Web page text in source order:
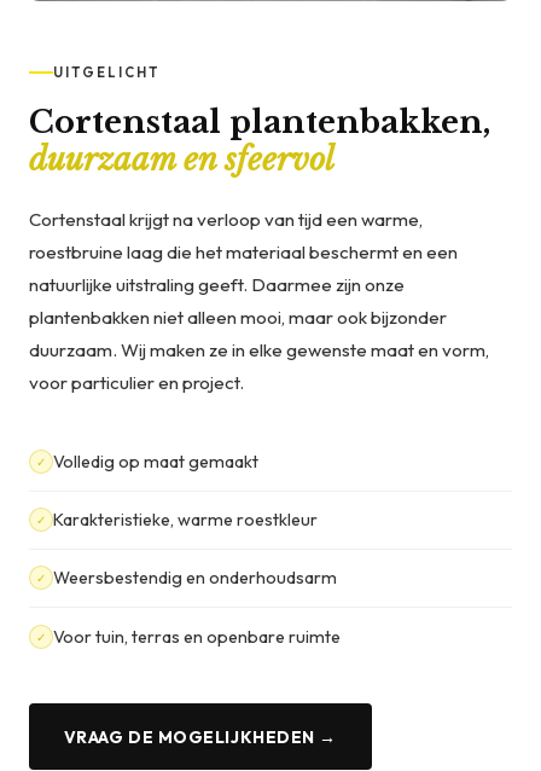
UITGELICHT
Cortenstaal plantenbakken,
duurzaam en sfeervol
Cortenstaal krijgt na verloop van tijd een warme,
roestbruine laag die het materiaal beschermt en een
natuurlijke uitstraling geeft. Daarmee zijn onze
plantenbakken niet alleen mooi, maar ook bijzonder
duurzaam. Wij maken ze in elke gewenste maat en vorm,
voor particulier en project.
✓ Volledig op maat gemaakt
✓ Karakteristieke, warme roestkleur
✓ Weersbestendig en onderhoudsarm
✓ Voor tuin, terras en openbare ruimte
VRAAG DE MOGELIJKHEDEN →